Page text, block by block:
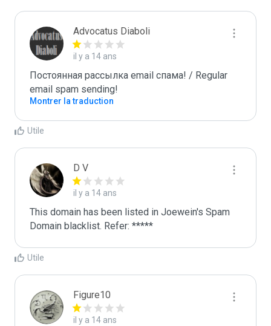
Advocatus Diaboli
il y a 14 ans
Постоянная рассылка email спама! / Regular
email spam sending!
Montrer la traduction
Utile
D V
il y a 14 ans
This domain has been listed in Joewein's Spam
Domain blacklist. Refer: *****
Utile
Figure10
il y a 14 ans